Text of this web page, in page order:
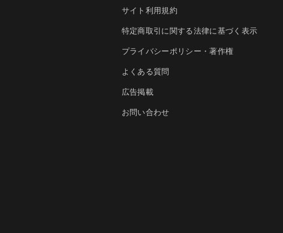
サイト利用規約
特定商取引に関する法律に基づく表示
プライバシーポリシー・著作権
よくある質問
広告掲載
お問い合わせ